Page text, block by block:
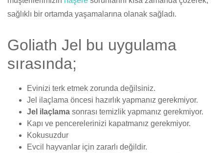
sağlıklı bir ortamda yaşamalarına olanak sağladı.
Goliath Jel bu uygulama
sırasında;
Evinizi terk etmek zorunda değilsiniz.
Jel ilaçlama öncesi hazırlık yapmanız gerekmiyor.
Jel ilaçlama sonrası temizlik yapmanız gerekmiyor.
Kapı ve pencerelerinizi kapatmanız gerekmiyor.
Kokusuzdur
Evcil hayvanlar için zararlı değildir.